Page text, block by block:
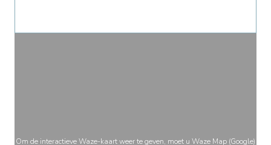
Om de interactieve Waze-kaart weer te geven, moet u Waze Map (Google)